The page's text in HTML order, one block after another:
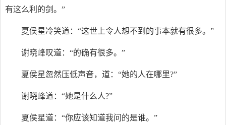
有这么利的剑。”
夏侯星冷笑道：“这世上令人想不到的事本就有很多。”
谢晓峰叹道：“的确有很多。”
夏侯星忽然压低声音，道：“她的人在哪里?”
谢晓峰道：“她是什么人?”
夏侯星道：“你应该知道我问的是谁。”